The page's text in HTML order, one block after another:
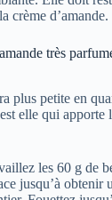
crème d’amande.
très
plus petite en
elle qui apporte
les 60 g de
jusqu’à obtenir